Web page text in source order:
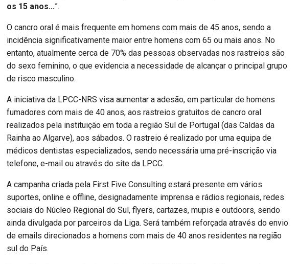
os 15 anos…”.
O cancro oral é mais frequente em homens com mais de 45 anos, sendo a
incidência significativamente maior entre homens com 65 ou mais anos. No
entanto, atualmente cerca de 70% das pessoas observadas nos rastreios são
do sexo feminino, o que evidencia a necessidade de alcançar o principal grupo
de risco masculino.
A iniciativa da LPCC-NRS visa aumentar a adesão, em particular de homens
fumadores com mais de 40 anos, aos rastreios gratuitos de cancro oral
realizados pela instituição em toda a região Sul de Portugal (das Caldas da
Rainha ao Algarve), aos sábados. O rastreio é realizado por uma equipa de
médicos dentistas especializados, sendo necessária uma pré-inscrição via
telefone, e-mail ou através do site da LPCC.
A campanha criada pela First Five Consulting estará presente em vários
suportes, online e offline, designadamente imprensa e rádios regionais, redes
sociais do Núcleo Regional do Sul, flyers, cartazes, mupis e outdoors, sendo
ainda divulgada por parceiros da Liga. Será também reforçada através do envio
de emails direcionados a homens com mais de 40 anos residentes na região
sul do País.